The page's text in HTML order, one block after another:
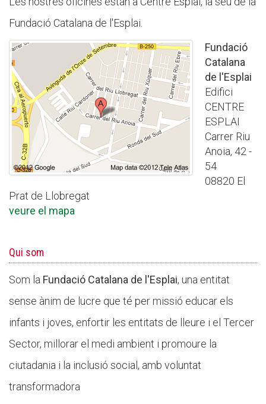
Fundació Catalana de l'Esplai.
Fundació
Catalana
de l'Esplai
Edifici
CENTRE
ESPLAI
Carrer Riu
Anoia, 42 -
54
08820 El
Prat de Llobregat
veure el mapa
Qui som
Som la Fundació Catalana de l'Esplai, una entitat
sense ànim de lucre que té per missió educar els
infants i joves, enfortir les entitats de lleure i el Tercer
Sector, millorar el medi ambient i promoure la
ciutadania i la inclusió social, amb voluntat
transformadora